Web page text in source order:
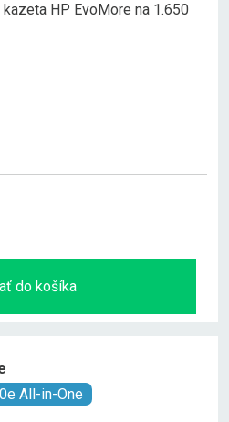
HP EvoMore na 1.650
do košíka
All-in-One